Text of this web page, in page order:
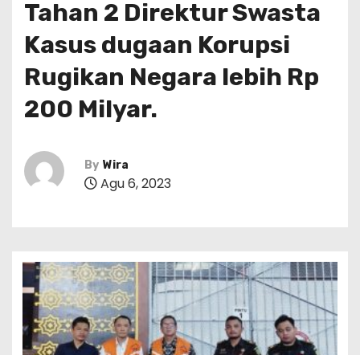
Tahan 2 Direktur Swasta
Kasus dugaan Korupsi
Rugikan Negara lebih Rp
200 Milyar.
By Wira
Agu 6, 2023